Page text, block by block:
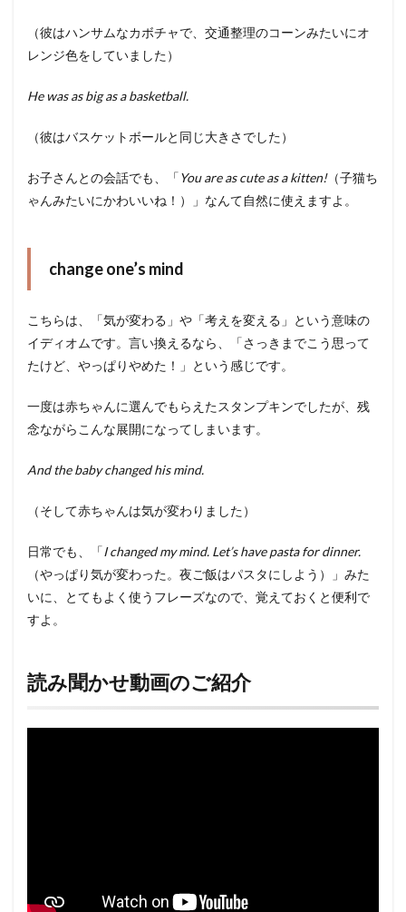
（彼はハンサムなカボチャで、交通整理のコーンみたいにオ
レンジ色をしていました）
He was as big as a basketball.
（彼はバスケットボールと同じ大きさでした）
お子さんとの会話でも、「You are as cute as a kitten!（子猫ち
ゃんみたいにかわいいね！）」なんて自然に使えますよ。
change one’s mind
こちらは、「気が変わる」や「考えを変える」という意味の
イディオムです。言い換えるなら、「さっきまでこう思って
たけど、やっぱりやめた！」という感じです。
一度は赤ちゃんに選んでもらえたスタンプキンでしたが、残
念ながらこんな展開になってしまいます。
And the baby changed his mind.
（そして赤ちゃんは気が変わりました）
日常でも、「I changed my mind. Let’s have pasta for dinner.
（やっぱり気が変わった。夜ご飯はパスタにしよう）」みた
いに、とてもよく使うフレーズなので、覚えておくと便利で
すよ。
読み聞かせ動画のご紹介